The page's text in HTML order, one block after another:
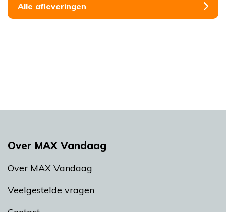
Alle afleveringen
Over MAX Vandaag
Over MAX Vandaag
Veelgestelde vragen